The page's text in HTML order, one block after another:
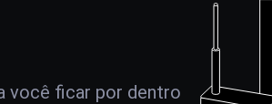
você ficar por dentro